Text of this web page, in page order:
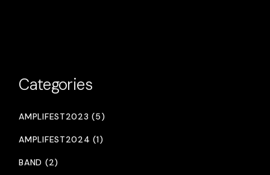
Categories
AMPLIFEST2023 (5)
AMPLIFEST2024 (1)
BAND (2)